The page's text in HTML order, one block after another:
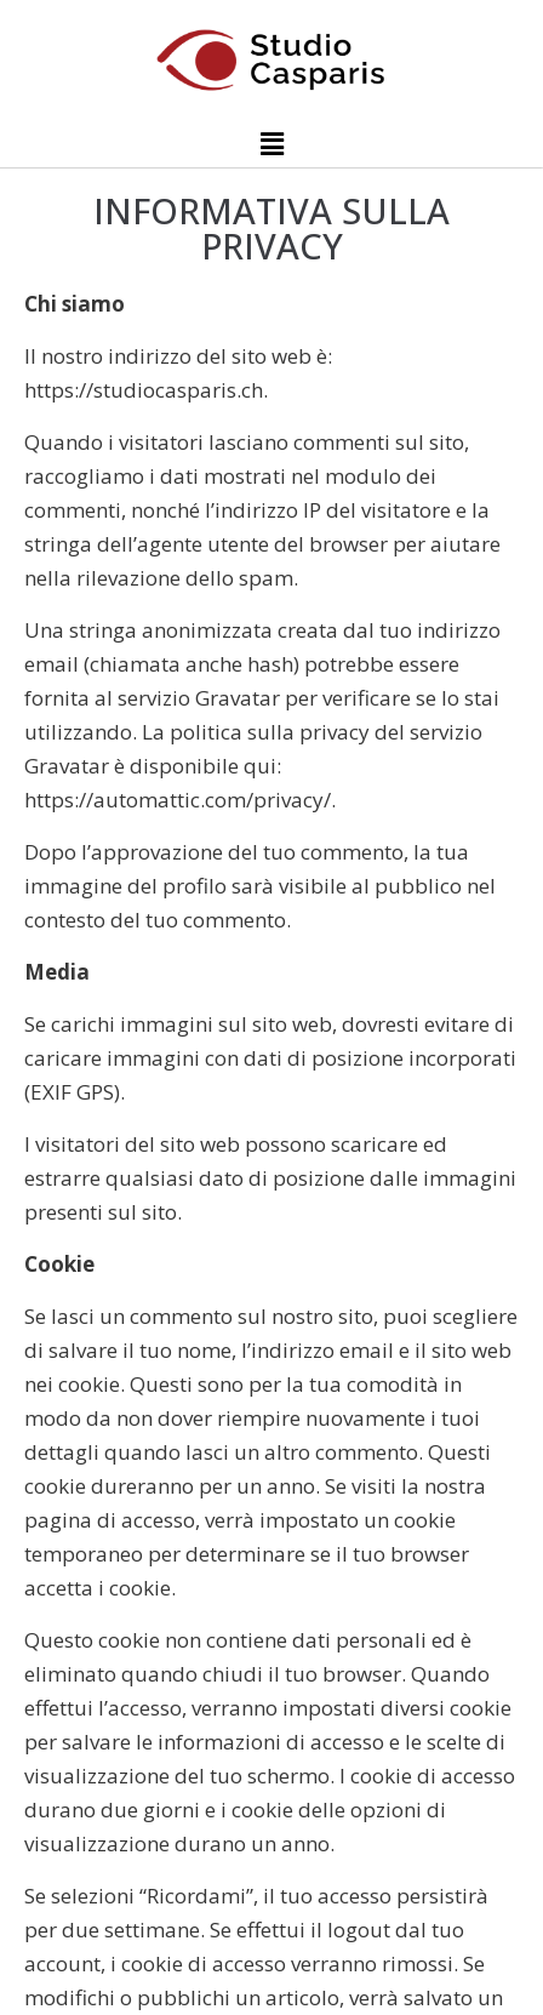
INFORMATIVA SULLA
PRIVACY
Chi siamo
Il nostro indirizzo del sito web è:
https://studiocasparis.ch.
Quando i visitatori lasciano commenti sul sito,
raccogliamo i dati mostrati nel modulo dei
commenti, nonché l’indirizzo IP del visitatore e la
stringa dell’agente utente del browser per aiutare
nella rilevazione dello spam.
Una stringa anonimizzata creata dal tuo indirizzo
email (chiamata anche hash) potrebbe essere
fornita al servizio Gravatar per verificare se lo stai
utilizzando. La politica sulla privacy del servizio
Gravatar è disponibile qui:
https://automattic.com/privacy/.
Dopo l’approvazione del tuo commento, la tua
immagine del profilo sarà visibile al pubblico nel
contesto del tuo commento.
Media
Se carichi immagini sul sito web, dovresti evitare di
caricare immagini con dati di posizione incorporati
(EXIF GPS).
I visitatori del sito web possono scaricare ed
estrarre qualsiasi dato di posizione dalle immagini
presenti sul sito.
Cookie
Se lasci un commento sul nostro sito, puoi scegliere
di salvare il tuo nome, l’indirizzo email e il sito web
nei cookie. Questi sono per la tua comodità in
modo da non dover riempire nuovamente i tuoi
dettagli quando lasci un altro commento. Questi
cookie dureranno per un anno. Se visiti la nostra
pagina di accesso, verrà impostato un cookie
temporaneo per determinare se il tuo browser
accetta i cookie.
Questo cookie non contiene dati personali ed è
eliminato quando chiudi il tuo browser. Quando
effettui l’accesso, verranno impostati diversi cookie
per salvare le informazioni di accesso e le scelte di
visualizzazione del tuo schermo. I cookie di accesso
durano due giorni e i cookie delle opzioni di
visualizzazione durano un anno.
Se selezioni “Ricordami”, il tuo accesso persistirà
per due settimane. Se effettui il logout dal tuo
account, i cookie di accesso verranno rimossi. Se
modifichi o pubblichi un articolo, verrà salvato un